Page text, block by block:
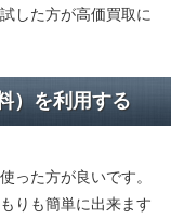
した方が高価買取に
）を利用する
った方が良いです。
りも簡単に出来ます